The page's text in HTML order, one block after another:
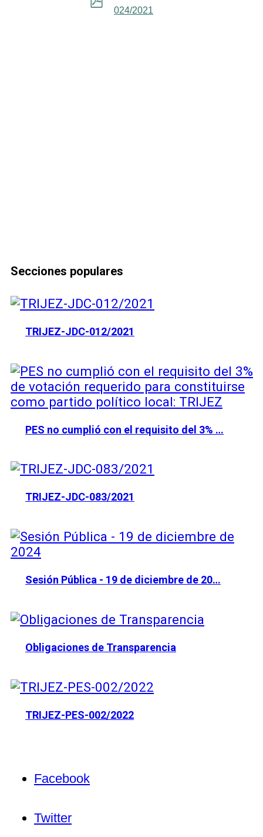
024/2021
Secciones populares
TRIJEZ-JDC-012/2021
PES no cumplió con el requisito del 3% …
TRIJEZ-JDC-083/2021
Sesión Pública - 19 de diciembre de 20…
Obligaciones de Transparencia
TRIJEZ-PES-002/2022
Facebook
Twitter